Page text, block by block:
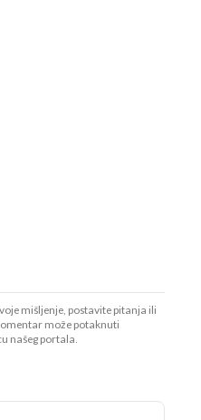
mišljenje, postavite pitanja ili
može potaknuti
našeg portala.